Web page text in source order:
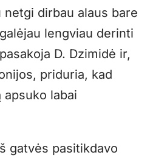
dirbau alaus bare
lengviau derinti
D. Dzimidė ir,
priduria, kad
labai
gatvės pasitikdavo